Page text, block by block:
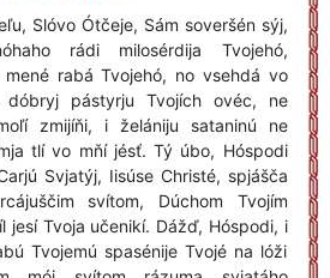
Slóvo Ótčeje, Sám soveršén sýj,
rádi milosérdija Tvojehó,
mené rabá Tvojehó, no vsehdá vo
dóbryj pástyrju Tvojích ovéc, ne
zmijíňi, i želániju sataninú ne
tlí vo mňí jésť. Tý úbo, Hóspodi
Svjatýj, Iisúse Christé, spjášča
svítom, Dúchom Tvojím
jesí Tvoja učenikí. Dážď, Hóspodi, i
Tvojemú spasénije Tvojé na lóži